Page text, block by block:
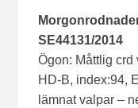
SE44131/2014
Ögon: Måttlig crd
HD-B, index:94,
lämnat valpar –